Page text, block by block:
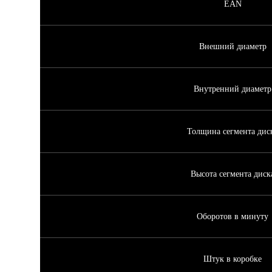
EAN
Внешний диаметр
Внутренний диаметр
Толщина сегмента
Высота сегмента
Оборотов в минуту
Штук в коробке